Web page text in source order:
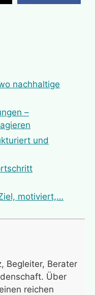
nachhaltige
–
und
motiviert,…
Begleiter, Berater
Über
reichen